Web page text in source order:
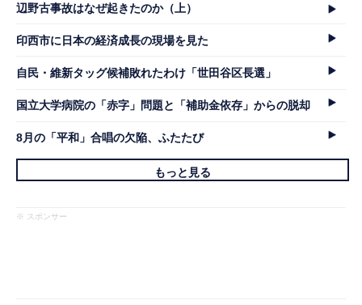
辺野古事故はなぜ起きたのか（上）
印西市に日本の経済成長の現場を見た
自民・維新タッグ候補敗れたわけ「世田谷区長選」
国立大学病院の「赤字」問題と「補助金依存」からの脱却
8月の「平和」合唱の欠陥、ふたたび
もっと見る
※ スポンサー